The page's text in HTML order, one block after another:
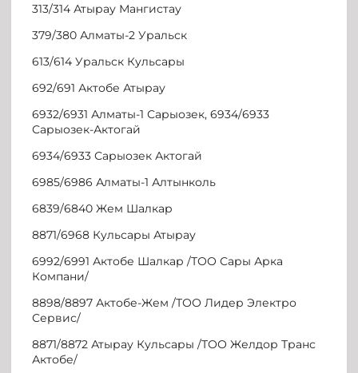
313/314 Атырау Мангистау
379/380 Алматы-2 Уральск
613/614 Уральск Кульсары
692/691 Актобе Атырау
6932/6931 Алматы-1 Сарыозек, 6934/6933
Сарыозек-Актогай
6934/6933 Сарыозек Актогай
6985/6986 Алматы-1 Алтынколь
6839/6840 Жем Шалкар
8871/6968 Кульсары Атырау
6992/6991 Актобе Шалкар /ТОО Сары Арка
Компани/
8898/8897 Актобе-Жем /ТОО Лидер Электро
Сервис/
8871/8872 Атырау Кульсары /ТОО Желдор Транс
Актобе/